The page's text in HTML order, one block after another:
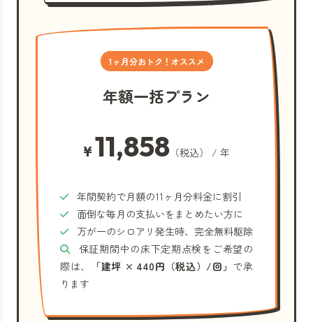
1ヶ月分おトク！オススメ
年額一括プラン
¥11,858 （税込） / 年
年間契約で月額の11ヶ月分料金に割引
面倒な毎月の支払いをまとめたい方に
万が一のシロアリ発生時、完全無料駆除
保証期間中の床下定期点検をご希望の
際は、
「建坪 × 440円（税込）/回」 で承
ります